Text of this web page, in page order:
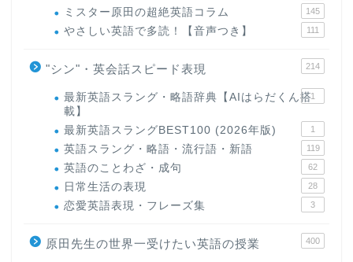
ミスター原田の超絶英語コラム 145
やさしい英語で多読！【音声つき】 111
"シン"・英会話スピード表現 214
最新英語スラング・略語辞典【AIはらだくん搭
載】
1
最新英語スラングBEST100 (2026年版) 1
英語スラング・略語・流行語・新語 119
英語のことわざ・成句 62
日常生活の表現 28
恋愛英語表現・フレーズ集 3
原田先生の世界一受けたい英語の授業 400